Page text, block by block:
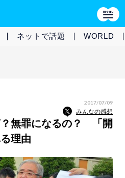
ネットで話題 WORLD
2017/07/09
みんなの感想
？無罪になるの？ 「開
理由